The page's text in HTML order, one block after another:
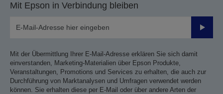
Mit Epson in Verbindung bleiben
Mit der Übermittlung Ihrer E-Mail-Adresse erklären Sie sich damit
einverstanden, Marketing-Materialien über Epson Produkte,
Veranstaltungen, Promotions und Services zu erhalten, die auch zur
Durchführung von Marktanalysen und Umfragen verwendet werden
können. Sie erhalten diese per E-Mail oder über andere Arten der